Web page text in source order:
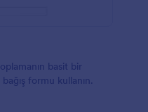
basit bir
formu kullanın.